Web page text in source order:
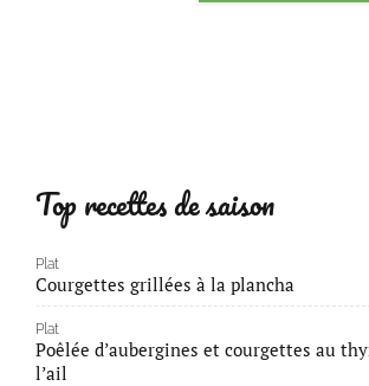
Top recettes de saison
Plat
Courgettes grillées à la plancha
Plat
Poêlée d’aubergines et courgettes au
l’ail